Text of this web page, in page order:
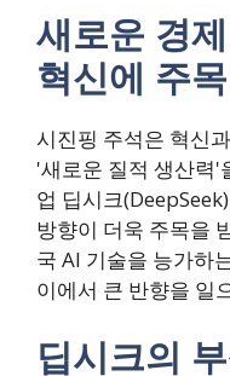
새로운 경
혁신에 주목
시진핑 주석은 혁신
'새로운 질적 생산력'
업 딥시크
방향이 더욱 주목을
국 AI 기술을 능가하
이에서 큰 반향을 일
딥시크의